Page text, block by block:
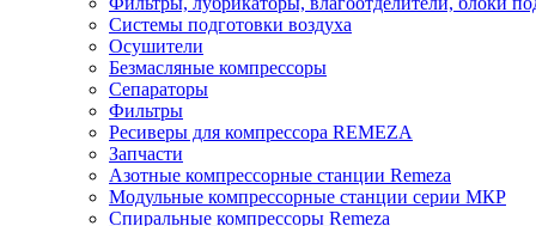
Системы подготовки воздуха
Осушители
Безмасляные компрессоры
Сепараторы
Фильтры
Ресиверы для компрессора REMEZA
Запчасти
Азотные компрессорные станции Remeza
Модульные компрессорные станции серии МКР
Спиральные компрессоры Remeza